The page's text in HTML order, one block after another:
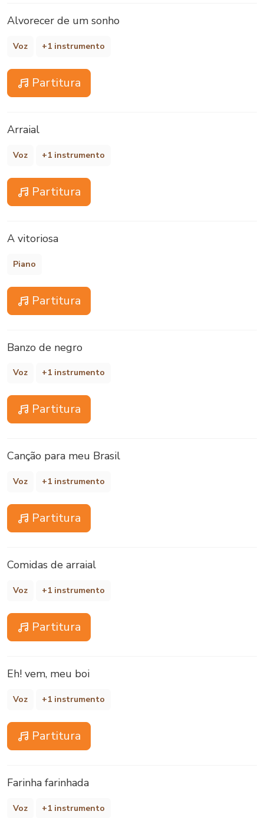
Alvorecer de um sonho
Voz +1 instrumento
Partitura
Arraial
Voz +1 instrumento
Partitura
A vitoriosa
Piano
Partitura
Banzo de negro
Voz +1 instrumento
Partitura
Canção para meu Brasil
Voz +1 instrumento
Partitura
Comidas de arraial
Voz +1 instrumento
Partitura
Eh! vem, meu boi
Voz +1 instrumento
Partitura
Farinha farinhada
Voz +1 instrumento